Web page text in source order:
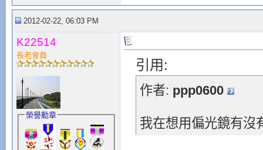
2012-02-22, 06:03 PM
K22514
長老會員
榮譽勳章
引用:
作者: ppp0600
我在想用偏光鏡有沒